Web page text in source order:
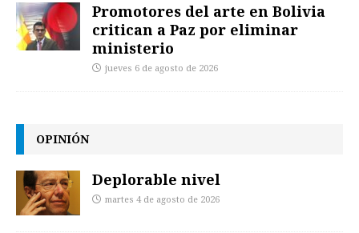
Promotores del arte en Bolivia
critican a Paz por eliminar
ministerio
jueves 6 de agosto de 2026
OPINIÓN
Deplorable nivel
martes 4 de agosto de 2026